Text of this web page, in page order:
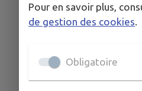
Pour en savoir plus,
de gestion des cookies
Obligatoire